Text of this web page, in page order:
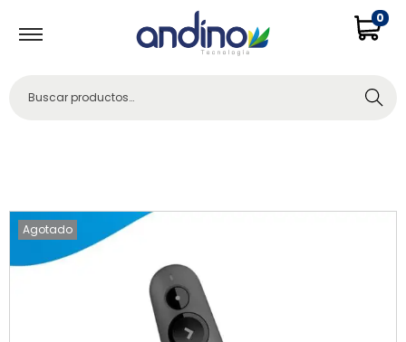
0
Buscar
Agotado